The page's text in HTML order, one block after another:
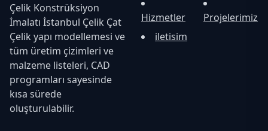
Çelik Konstrüksiyon
İmalatı İstanbul Çelik Çat
Çelik yapı modellemesi ve
tüm üretim çizimleri ve
malzeme listeleri, CAD
programları sayesinde
kısa sürede
oluşturulabilir.
Hizmetler
Projelerimiz
iletisim